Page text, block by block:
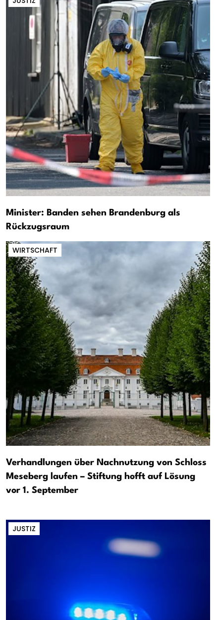
Minister: Banden sehen Brandenburg als
Rückzugsraum
WIRTSCHAFT
Verhandlungen über Nachnutzung von Schloss
Meseberg laufen – Stiftung hofft auf Lösung
vor 1. September
JUSTIZ